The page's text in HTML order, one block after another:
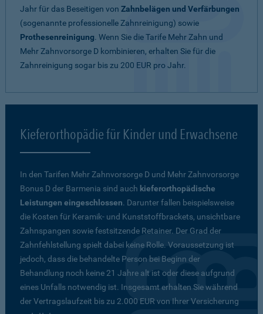
Jahr für das Beseitigen von Zahnbelägen und Verfärbungen
(sogenannte professionelle Zahnreinigung) sowie
Prothesenreinigung. Wenn Sie die Tarife Mehr Zahn und
Mehr Zahnvorsorge D kombinieren, erhalten Sie für die
Zahnreinigung sogar bis zu 200 EUR pro Jahr.
Kieferorthopädie für Kinder und Erwachsene
In den Tarifen Mehr Zahnvorsorge D und Mehr Zahnvorsorge
Bonus D der Barmenia sind auch kieferorthopädische
Leistungen eingeschlossen. Darunter fallen beispielsweise
die Kosten für Keramik- und Kunststoffbrackets, unsichtbare
Zahnspangen sowie festsitzende Retainer. Der Grad der
Zahnfehlstellung spielt dabei keine Rolle. Voraussetzung ist
jedoch, dass die behandelte Person bei Beginn der
Behandlung noch keine 21 Jahre alt ist oder diese aufgrund
eines Unfalls notwendig ist. Insgesamt erhalten Sie während
der Vertragslaufzeit bis zu 2.000 EUR von Ihrer Versicherung